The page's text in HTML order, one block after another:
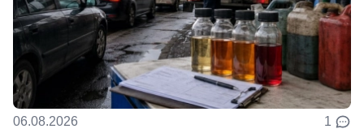
06.08.2026 1